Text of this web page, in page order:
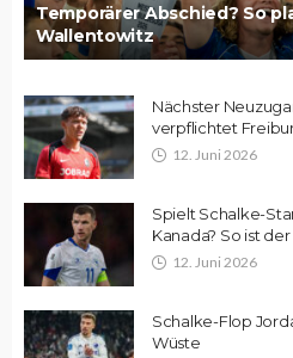
Temporärer Abschied? So
Wallentowitz
Nächster
verpflichtet
12. Juni 2026
Spielt Schalke-
Kanada? So ist
12. Juni 2026
Schalke-Flop
Wüste